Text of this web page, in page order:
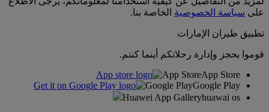
على سياسة الخصوصية الخاصة بنا.
تطبيق طيران الإمارات
قوموا بحجز وإدارة رحلاتكم أينما كنتم.
App StoreApp Store
Google PlayGoogle Play
Huawei App Galleryhuawai os